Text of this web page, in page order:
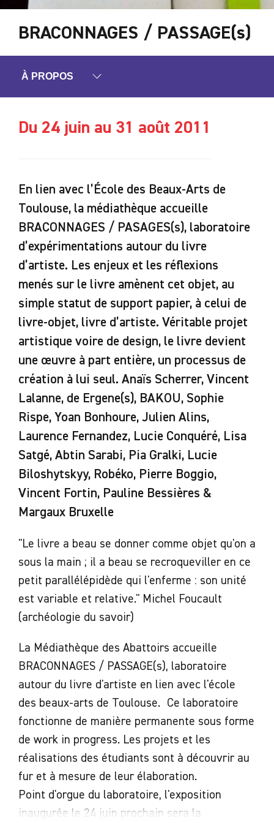
BRACONNAGES / PASSAGE(s)
À PROPOS
Du 24 juin au 31 août 2011
En lien avec l’École des Beaux-Arts de
Toulouse, la médiathèque accueille
BRACONNAGES / PASAGES(s), laboratoire
d’expérimentations autour du livre
d’artiste. Les enjeux et les réflexions
menés sur le livre amènent cet objet, au
simple statut de support papier, à celui de
livre-objet, livre d’artiste. Véritable projet
artistique voire de design, le livre devient
une œuvre à part entière, un processus de
création à lui seul. Anaïs Scherrer, Vincent
Lalanne, de Ergene(s), BAKOU, Sophie
Rispe, Yoan Bonhoure, Julien Alins,
Laurence Fernandez, Lucie Conquéré, Lisa
Satgé, Abtin Sarabi, Pia Gralki, Lucie
Biloshytskyy, Robéko, Pierre Boggio,
Vincent Fortin, Pauline Bessières &
Margaux Bruxelle
"Le livre a beau se donner comme objet qu'on a
sous la main ; il a beau se recroqueviller en ce
petit parallélépidède qui l'enferme : son unité
est variable et relative." Michel Foucault
(archéologie du savoir)
La Médiathèque des Abattoirs accueille
BRACONNAGES / PASSAGE(s), laboratoire
autour du livre d'artiste en lien avec l'école
des beaux-arts de Toulouse. Ce laboratoire
fonctionne de manière permanente sous forme
de work in progress. Les projets et les
réalisations des étudiants sont à découvrir au
fur et à mesure de leur élaboration.
Point d'orgue du laboratoire, l'exposition
inaugurée le 24 juin prochain sera la